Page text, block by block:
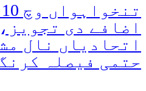
اضافے دی
اتحادیاں نال
حتمی فیصلہ